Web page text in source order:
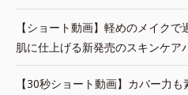
【ショート動画】軽めのメイク
肌に仕上げる新発売のスキンケア
【30秒ショート動画】カバー力